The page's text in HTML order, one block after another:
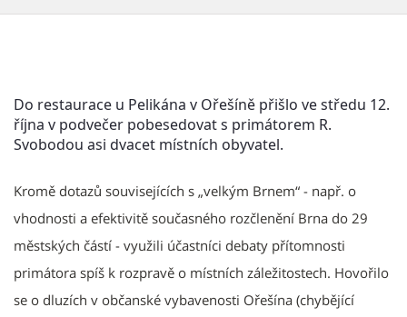
Do restaurace u Pelikána v Ořešíně přišlo ve středu 12.
října v podvečer pobesedovat s primátorem R.
Svobodou asi dvacet místních obyvatel.
Kromě dotazů souvisejících s „velkým Brnem“ - např. o
vhodnosti a efektivitě současného rozčlenění Brna do 29
městských částí - využili účastníci debaty přítomnosti
primátora spíš k rozpravě o místních záležitostech. Hovořilo
se o dluzích v občanské vybavenosti Ořešína (chybějící